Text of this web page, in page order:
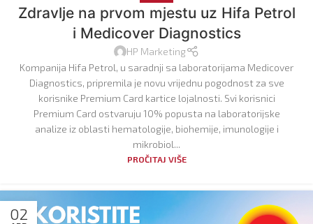
Zdravlje na prvom mjestu uz Hifa Petrol
i Medicover Diagnostics
HP Marketing
Kompanija Hifa Petrol, u saradnji sa laboratorijama Medicover
Diagnostics, pripremila je novu vrijednu pogodnost za sve
korisnike Premium Card kartice lojalnosti. Svi korisnici
Premium Card ostvaruju 10% popusta na laboratorijske
analize iz oblasti hematologije, biohemije, imunologije i
mikrobiol...
PROČITAJ VIŠE
02